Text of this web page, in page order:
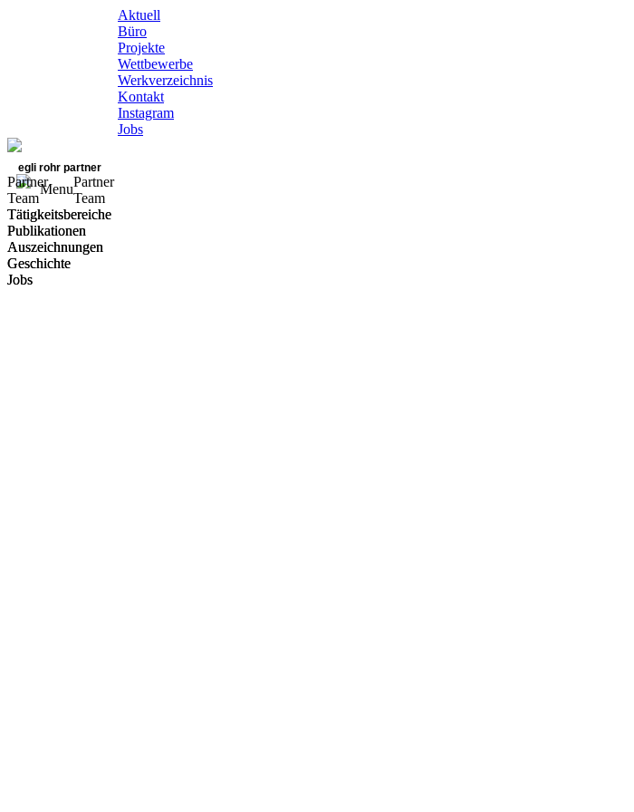
Aktuell
Büro
Projekte
Wettbewerbe
Werkverzeichnis
Kontakt
Instagram
Jobs
egli rohr partner
Menu
Partner
Team
Tätigkeitsbereiche
Publikationen
Auszeichnungen
Geschichte
Jobs
Partner
Team
Tätigkeitsbereiche
Publikationen
Auszeichnungen
Geschichte
Jobs